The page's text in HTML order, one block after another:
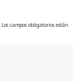
Los campos obligatorios están